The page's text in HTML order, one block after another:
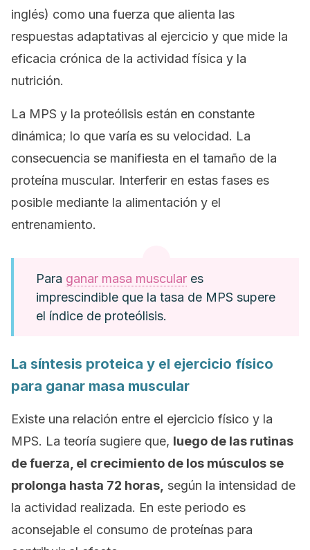
inglés) como una fuerza que alienta las
respuestas adaptativas al ejercicio y que mide la
eficacia crónica de la actividad física y la
nutrición.
La MPS y la proteólisis están en constante
dinámica; lo que varía es su velocidad. La
consecuencia se manifiesta en el tamaño de la
proteína muscular. Interferir en estas fases es
posible mediante la alimentación y el
entrenamiento.
Para ganar masa muscular es
imprescindible que la tasa de MPS supere
el índice de proteólisis.
La síntesis proteica y el ejercicio físico
para ganar masa muscular
Existe una relación entre el ejercicio físico y la
MPS. La teoría sugiere que, luego de las rutinas
de fuerza, el crecimiento de los músculos se
prolonga hasta 72 horas, según la intensidad de
la actividad realizada. En este periodo es
aconsejable el consumo de proteínas para